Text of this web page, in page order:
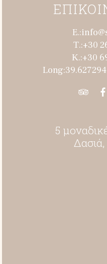
Τ.:+30
Κ.:+30
5